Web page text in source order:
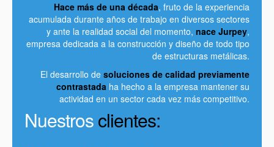
Hace más de una década, fruto de la experiencia
acumulada durante años de trabajo en diversos sectores
y ante la realidad social del momento, nace Jurpey,
empresa dedicada a la construcción y diseño de todo tipo
de estructuras metálicas.
El desarrollo de soluciones de calidad previamente
contrastada ha hecho a la empresa mantener su
actividad en un sector cada vez más competitivo.
Nuestrosclientes: